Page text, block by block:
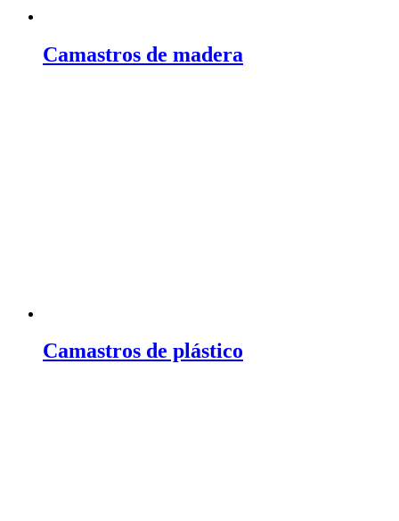
Camastros de madera
Camastros de plástico